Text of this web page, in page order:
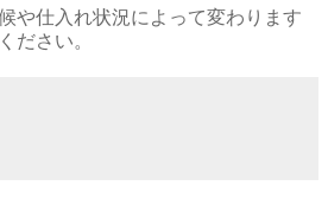
や仕入れ状況によって変わります
ださい。